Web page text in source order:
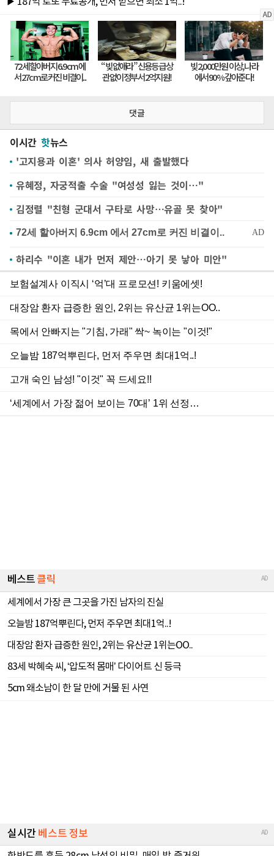
댓글
이시간 핫뉴스
'고지용과 이혼' 의사 허양임, 새 출발했다
유혜정, 자궁적출 수술 "여성성 잃는 것이…"
김정렬 "친형 군대서 구타로 사망…유골 못 찾아"
하리수 "이혼 내가 먼저 제안…아기 못 낳아 미안"